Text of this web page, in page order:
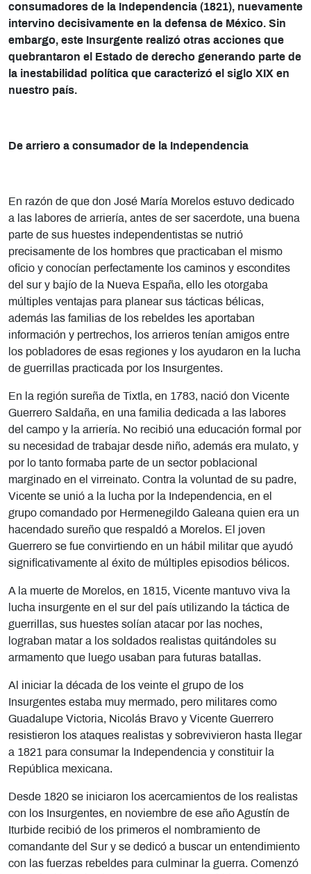
consumadores de la Independencia (1821), nuevamente
intervino decisivamente en la defensa de México. Sin
embargo, este Insurgente realizó otras acciones que
quebrantaron el Estado de derecho generando parte de
la inestabilidad política que caracterizó el siglo XIX en
nuestro país.
De arriero a consumador de la Independencia
En razón de que don José María Morelos estuvo dedicado
a las labores de arriería, antes de ser sacerdote, una buena
parte de sus huestes independentistas se nutrió
precisamente de los hombres que practicaban el mismo
oficio y conocían perfectamente los caminos y escondites
del sur y bajío de la Nueva España, ello les otorgaba
múltiples ventajas para planear sus tácticas bélicas,
además las familias de los rebeldes les aportaban
información y pertrechos, los arrieros tenían amigos entre
los pobladores de esas regiones y los ayudaron en la lucha
de guerrillas practicada por los Insurgentes.
En la región sureña de Tixtla, en 1783, nació don Vicente
Guerrero Saldaña, en una familia dedicada a las labores
del campo y la arriería. No recibió una educación formal por
su necesidad de trabajar desde niño, además era mulato, y
por lo tanto formaba parte de un sector poblacional
marginado en el virreinato. Contra la voluntad de su padre,
Vicente se unió a la lucha por la Independencia, en el
grupo comandado por Hermenegildo Galeana quien era un
hacendado sureño que respaldó a Morelos. El joven
Guerrero se fue convirtiendo en un hábil militar que ayudó
significativamente al éxito de múltiples episodios bélicos.
A la muerte de Morelos, en 1815, Vicente mantuvo viva la
lucha insurgente en el sur del país utilizando la táctica de
guerrillas, sus huestes solían atacar por las noches,
lograban matar a los soldados realistas quitándoles su
armamento que luego usaban para futuras batallas.
Al iniciar la década de los veinte el grupo de los
Insurgentes estaba muy mermado, pero militares como
Guadalupe Victoria, Nicolás Bravo y Vicente Guerrero
resistieron los ataques realistas y sobrevivieron hasta llegar
a 1821 para consumar la Independencia y constituir la
República mexicana.
Desde 1820 se iniciaron los acercamientos de los realistas
con los Insurgentes, en noviembre de ese año Agustín de
Iturbide recibió de los primeros el nombramiento de
comandante del Sur y se dedicó a buscar un entendimiento
con las fuerzas rebeldes para culminar la guerra. Comenzó